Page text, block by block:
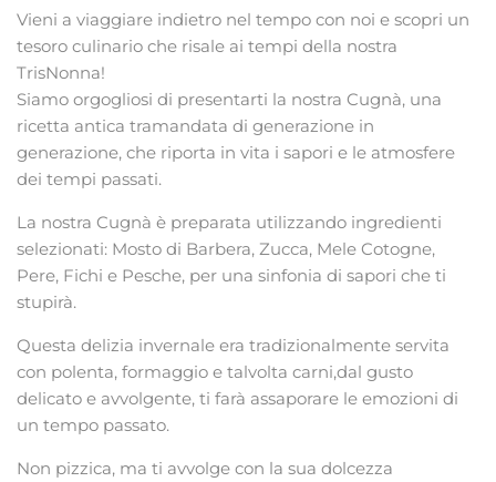
Vieni a viaggiare indietro nel tempo con noi e scopri un
tesoro culinario che risale ai tempi della nostra
TrisNonna!
Siamo orgogliosi di presentarti la nostra Cugnà, una
ricetta antica tramandata di generazione in
generazione, che riporta in vita i sapori e le atmosfere
dei tempi passati.
La nostra Cugnà è preparata utilizzando ingredienti
selezionati: Mosto di Barbera, Zucca, Mele Cotogne,
Pere, Fichi e Pesche, per una sinfonia di sapori che ti
stupirà.
Questa delizia invernale era tradizionalmente servita
con polenta, formaggio e talvolta carni,dal gusto
delicato e avvolgente, ti farà assaporare le emozioni di
un tempo passato.
Non pizzica, ma ti avvolge con la sua dolcezza